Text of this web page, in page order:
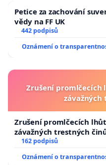
Petice za zachování
vědy na FF UK
442 podpisů
Oznámení o
Zrušení promlčecích
Zrušení promlčecích
závažných trestných
162 podpisů
Oznámení o